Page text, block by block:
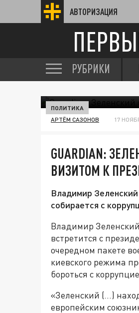
АВТОРИЗАЦИЯ
РУБРИКИ
ПОЛИТИКА
АРТЁМ САЗОНОВ 17
GUARDIAN:
ВИЗИТОМ К
Владимир
собирается с
Владимир
встретится с
очередном пакете
киевского режима
бороться с
«Зеленский (…)
европейским